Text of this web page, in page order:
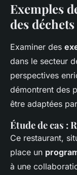
Exemples
des déchets
Examiner des
dans le secteur
perspectives
démontrent des
être adaptées
Étude de cas :
Ce restaurant,
place un
à une